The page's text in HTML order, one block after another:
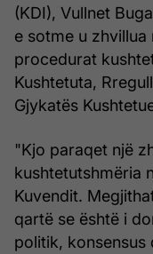
(KDI), Vullnet
e sotme u
procedurat
Kushtetuta,
Gjykatës
"Kjo paraqet një
kushtetutshmëria
Kuvendit.
qartë se është i
politik, konsensus